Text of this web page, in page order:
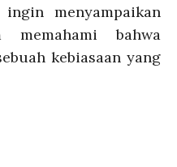
menyampaikan
bahwa
kebiasaan yang